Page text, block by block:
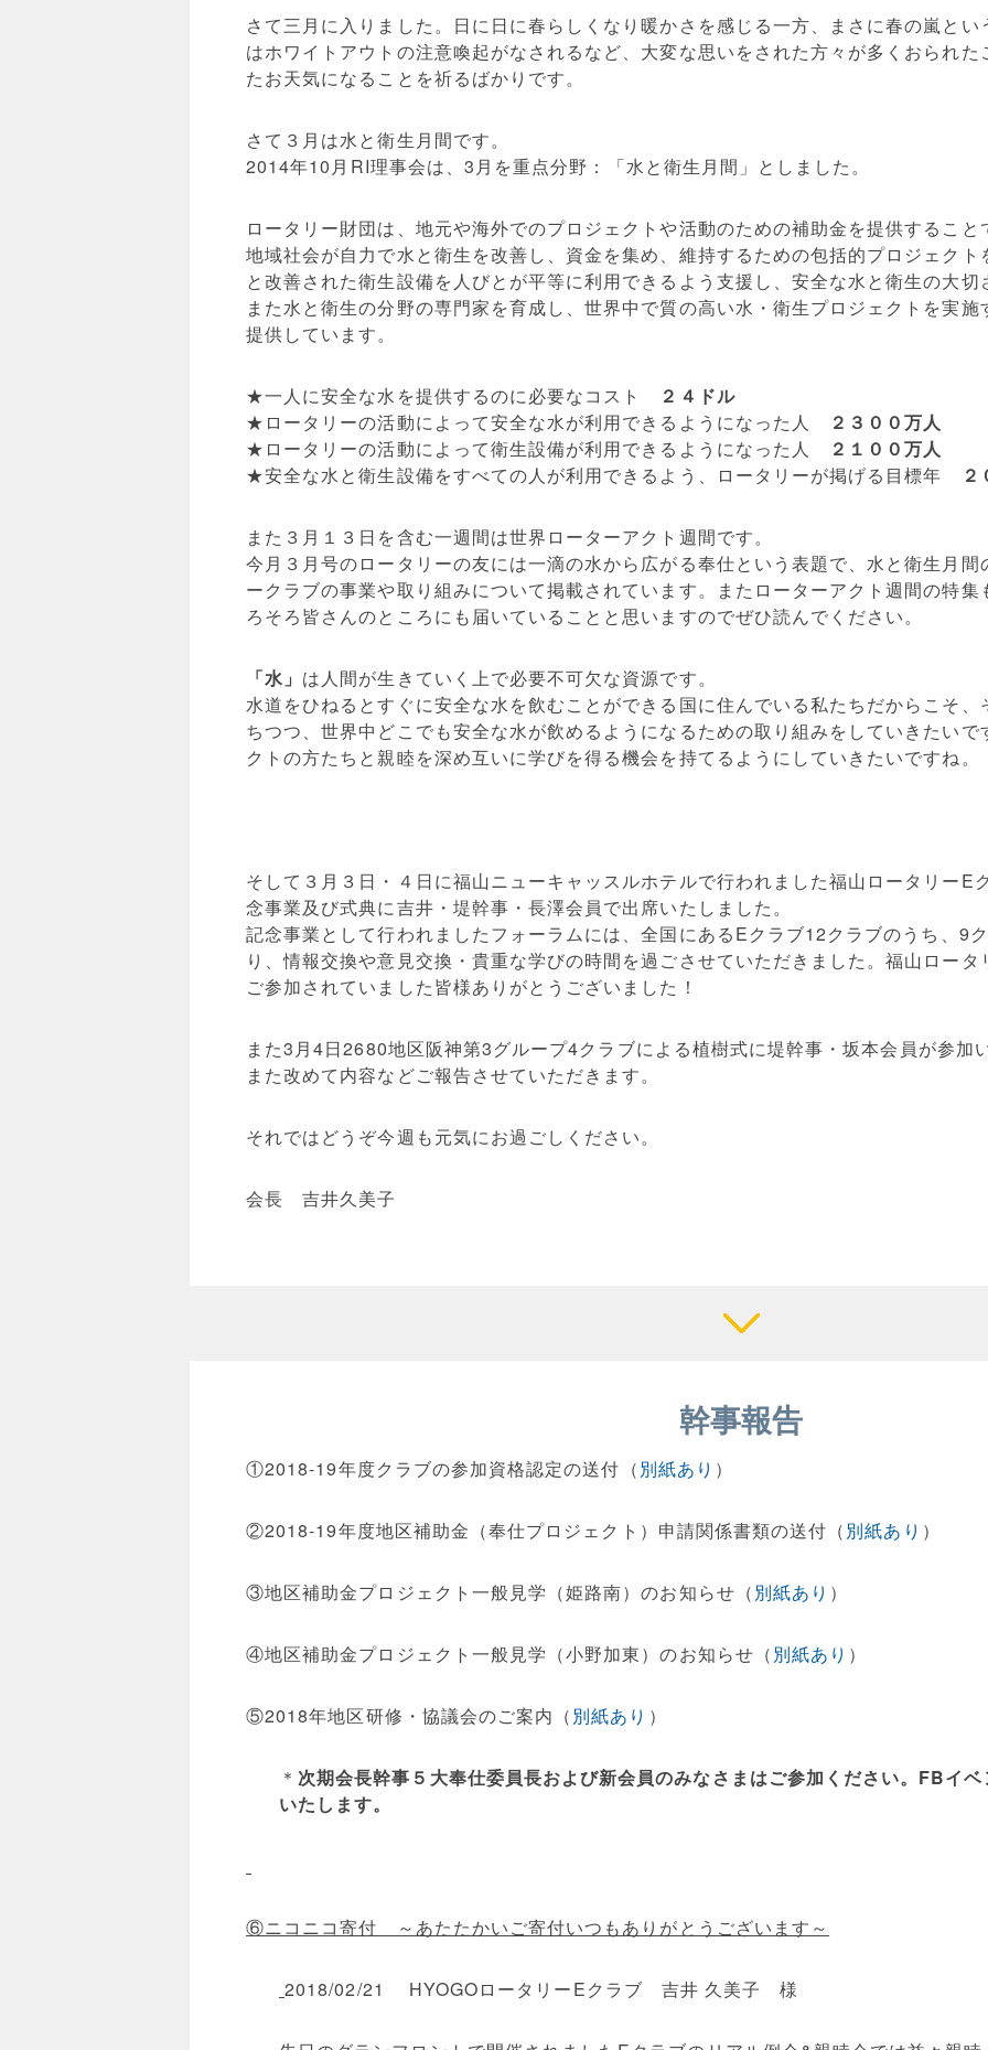
さて三月に入りました。日に日に春らしくなり暖かさを感じる一方、まさに春の嵐と
はホワイトアウトの注意喚起がなされるなど、大変な思いをされた方々が多くおられた
たお天気になることを祈るばかりです。
さて３月は水と衛生月間です。
2014年10月RI理事会は、3月を重点分野：「水と衛生月間」としました。
ロータリー財団は、地元や海外でのプロジェクトや活動のための補助金を提供すること
地域社会が自力で水と衛生を改善し、資金を集め、維持するための包括的プロジェクト
と改善された衛生設備を人びとが平等に利用できるよう支援し、安全な水と衛生の大切
また水と衛生の分野の専門家を育成し、世界中で質の高い水・衛生プロジェクトを実
提供しています。
★一人に安全な水を提供するのに必要なコスト
２４ドル
★ロータリーの活動によって安全な水が利用できるようになった人
２３００万人
★ロータリーの活動によって衛生設備が利用できるようになった人
２１００万人
★安全な水と衛生設備をすべての人が利用できるよう、ロータリーが掲げる目標年
２
また３月１３日を含む一週間は世界ローターアクト週間です。
今月３月号のロータリーの友には一滴の水から広がる奉仕という表題で、水と衛生月間
ークラブの事業や取り組みについて掲載されています。またローターアクト週間の特
ろそろ皆さんのところにも届いていることと思いますのでぜひ読んでください。
「水」 は人間が生きていく上で必要不可欠な資源です。
水道をひねるとすぐに安全な水を飲むことができる国に住んでいる私たちだからこそ
ちつつ、世界中どこでも安全な水が飲めるようになるための取り組みをしていきたい
クトの方たちと親睦を深め互いに学びを得る機会を持てるようにしていきたいですね。
そして３月３日・４日に福山ニューキャッスルホテルで行われました福山ロータリーE
念事業及び式典に吉井・堤幹事・長澤会員で出席いたしました。
記念事業として行われましたフォーラムには、全国にあるEクラブ12クラブのうち、9
り、情報交換や意見交換・貴重な学びの時間を過ごさせていただきました。福山ロー
ご参加されていました皆様ありがとうございました！
また3月4日2680地区阪神第3グループ4クラブによる植樹式に堤幹事・坂本会員が参加
また改めて内容などご報告させていただきます。
それではどうぞ今週も元気にお過ごしください。
会長 吉井久美子
幹事報告
①2018-19年度クラブの参加資格認定の送付（ 別紙あり ）
②2018-19年度地区補助金（奉仕プロジェクト）申請関係書類の送付（ 別紙あり ）
③地区補助金プロジェクト一般見学（姫路南）のお知らせ（ 別紙あり ）
④地区補助金プロジェクト一般見学（小野加東）のお知らせ（ 別紙あり ）
⑤2018年地区研修・協議会のご案内（ 別紙あり ）
＊ 次期会長幹事５大奉仕委員長および新会員のみなさまはご参加ください。FBイ
いたします。
⑥ニコニコ寄付 ～あたたかいご寄付いつもありがとうございます～
2018/02/21 HYOGOロータリーEクラブ 吉井 久美子 様